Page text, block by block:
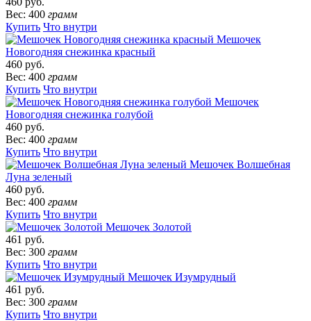
Вес: 400 грамм
Купить Что внутри
Мешочек
Новогодняя снежинка красный
460 руб.
Вес: 400 грамм
Купить Что внутри
Мешочек
Новогодняя снежинка голубой
460 руб.
Вес: 400 грамм
Купить Что внутри
Мешочек Волшебная
Луна зеленый
460 руб.
Вес: 400 грамм
Купить Что внутри
Мешочек Золотой
461 руб.
Вес: 300 грамм
Купить Что внутри
Мешочек Изумрудный
461 руб.
Вес: 300 грамм
Купить Что внутри